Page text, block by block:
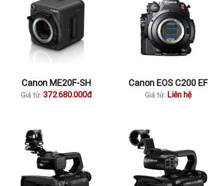
Canon ME20F-SH
Giá từ: 372.680.000đ
Canon EOS C200 EF
Giá từ: Liên hệ